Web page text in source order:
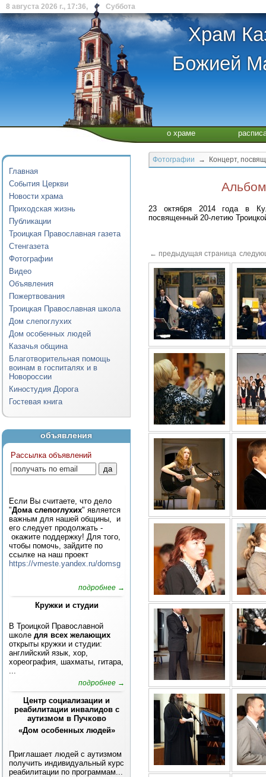
8 августа 2026 г., 17:36, Суббота
Храм
Божией
о храме
Главная
События Церкви
Новости храма
Приходская жизнь
Публикации
Троицкая Православная газета
Стенгазета
Фотографии
Видео
Объявления
Пожертвования
Троицкая Православная школа
Дом слепоглухих
Дом особенных людей
Казачья община
Благотворительная помощь
воинам в госпиталях и в
Новороссии
Киностудия Дорога
Гостевая книга
объявления
Рассылка объявлений
Если Вы считаете, что дело
"Дома слепоглухих" является
важным для нашей общины, и
его следует продолжать -
окажите поддержку! Для того,
чтобы помочь, зайдите по
ссылке на наш проект
https://vmeste.yandex.ru/domsg
подробнее →
Кружки и студии
В Троицкой Православной
школе для всех желающих
открыты кружки и студии:
английский язык, хор,
хореография, шахматы, гитара,
...
подробнее →
Центр социализации и
реабилитации инвалидов с
аутизмом в Пучково
«Дом особенных людей»
Приглашает людей с аутизмом
получить индивидуальный курс
реабилитации по программам...
Фотографии → Концерт,
23 октября 2014 года в
посвященный 20-летию
← предыдущая страница